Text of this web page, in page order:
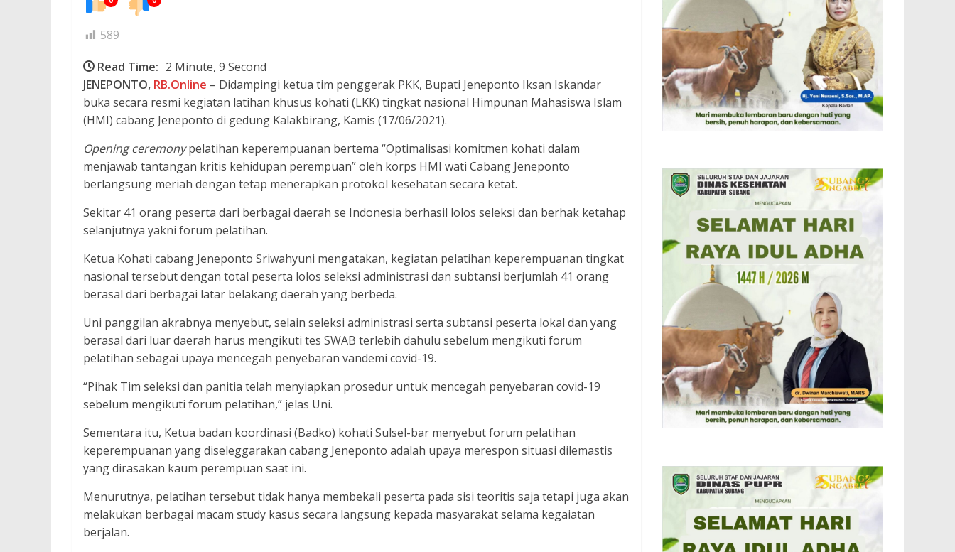
589
Read Time: 2 Minute, 9 Second
JENEPONTO, RB.Online – Didampingi ketua tim penggerak PKK, Bupati Jeneponto Iksan Iskandar
buka secara resmi kegiatan latihan khusus kohati (LKK) tingkat nasional Himpunan Mahasiswa Islam
(HMI) cabang Jeneponto di gedung Kalakbirang, Kamis (17/06/2021).
Opening ceremonypelatihan keperempuanan bertema “Optimalisasi komitmen kohati dalam
menjawab tantangan kritis kehidupan perempuan” oleh korps HMI wati Cabang Jeneponto
berlangsung meriah dengan tetap menerapkan protokol kesehatan secara ketat.
Sekitar 41 orang peserta dari berbagai daerah se Indonesia berhasil lolos seleksi dan berhak ketahap
selanjutnya yakni forum pelatihan.
Ketua Kohati cabang Jeneponto Sriwahyuni mengatakan, kegiatan pelatihan keperempuanan tingkat
nasional tersebut dengan total peserta lolos seleksi administrasi dan subtansi berjumlah 41 orang
berasal dari berbagai latar belakang daerah yang berbeda.
Uni panggilan akrabnya menyebut, selain seleksi administrasi serta subtansi peserta lokal dan yang
berasal dari luar daerah harus mengikuti tes SWAB terlebih dahulu sebelum mengikuti forum
pelatihan sebagai upaya mencegah penyebaran vandemi covid-19.
“Pihak Tim seleksi dan panitia telah menyiapkan prosedur untuk mencegah penyebaran covid-19
sebelum mengikuti forum pelatihan,” jelas Uni.
Sementara itu, Ketua badan koordinasi (Badko) kohati Sulsel-bar menyebut forum pelatihan
keperempuanan yang diseleggarakan cabang Jeneponto adalah upaya merespon situasi dilemastis
yang dirasakan kaum perempuan saat ini.
Menurutnya, pelatihan tersebut tidak hanya membekali peserta pada sisi teoritis saja tetapi juga akan
melakukan berbagai macam study kasus secara langsung kepada masyarakat selama kegaiatan
berjalan.